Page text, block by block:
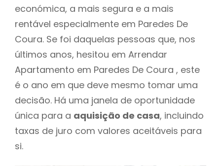
económica, a mais segura e a mais
rentável especialmente em Paredes De
Coura. Se foi daquelas pessoas que, nos
últimos anos, hesitou em Arrendar
Apartamento em Paredes De Coura , este
é o ano em que deve mesmo tomar uma
decisão. Há uma janela de oportunidade
única para a aquisição de casa, incluindo
taxas de juro com valores aceitáveis para
si.